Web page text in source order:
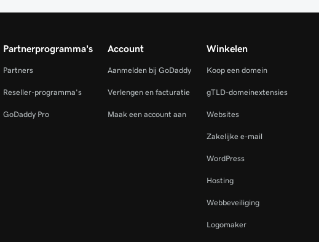
Partnerprogramma's
Partners
Reseller-programma's
GoDaddy Pro
Account
Aanmelden bij GoDaddy
Verlengen en facturatie
Maak een account aan
Winkelen
Koop een domein
gTLD-domeinextensies
Websites
Zakelijke e-mail
WordPress
Hosting
Webbeveiliging
Logomaker